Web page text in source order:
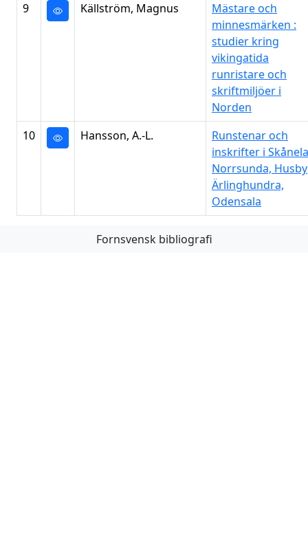
9
Källström, Magnus
Mästare och
minnesmärken :
studier kring
vikingatida
runristare och
skriftmiljöer i
Norden
10
Hansson, A.-L.
Runstenar och
inskrifter i
Norrsunda, Husby
Ärlinghundra,
Odensala
Föregående Nästa
Fornsvensk bibliografi